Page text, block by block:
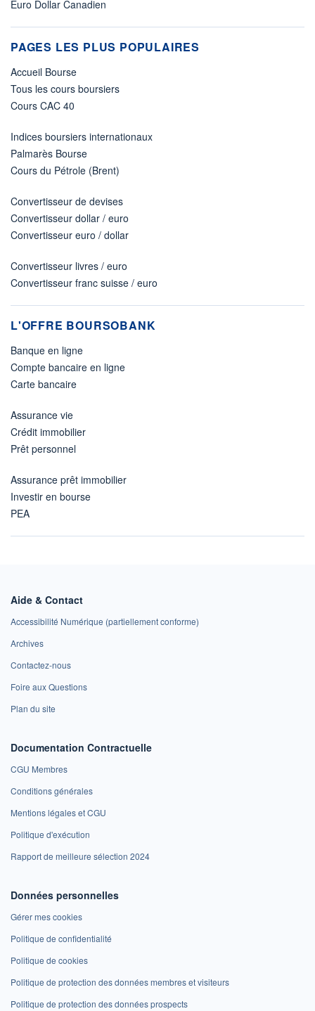
Euro Dollar Canadien
PAGES LES PLUS POPULAIRES
Accueil Bourse
Tous les cours boursiers
Cours CAC 40
Indices boursiers internationaux
Palmarès Bourse
Cours du Pétrole (Brent)
Convertisseur de devises
Convertisseur dollar / euro
Convertisseur euro / dollar
Convertisseur livres / euro
Convertisseur franc suisse / euro
L'OFFRE BOURSOBANK
Banque en ligne
Compte bancaire en ligne
Carte bancaire
Assurance vie
Crédit immobilier
Prêt personnel
Assurance prêt immobilier
Investir en bourse
PEA
Aide & Contact
Accessibilité Numérique (partiellement conforme)
Archives
Contactez-nous
Foire aux Questions
Plan du site
Documentation Contractuelle
CGU Membres
Conditions générales
Mentions légales et CGU
Politique d'exécution
Rapport de meilleure sélection 2024
Données personnelles
Gérer mes cookies
Politique de confidentialité
Politique de cookies
Politique de protection des données membres et visiteurs
Politique de protection des données prospects